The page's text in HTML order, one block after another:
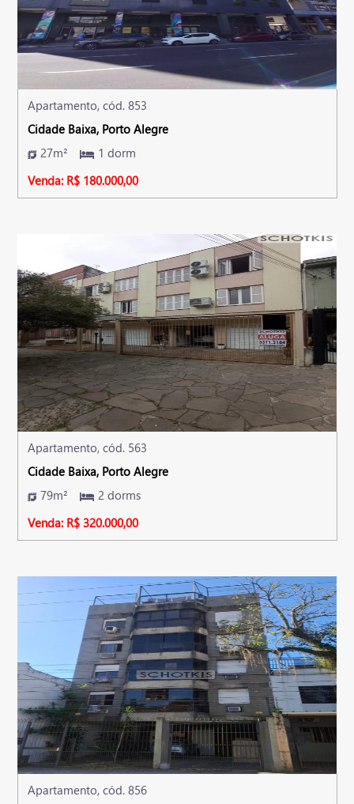
Apartamento, cód. 853
Cidade Baixa, Porto Alegre
27m²
1 dorm
Venda: R$ 180.000,00
Apartamento, cód. 563
Cidade Baixa, Porto Alegre
79m²
2 dorms
Venda: R$ 320.000,00
Apartamento, cód. 856